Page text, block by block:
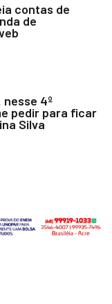
contas de
de
4º
pedir para ficar
Silva